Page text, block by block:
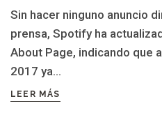
Sin hacer ninguno anuncio
prensa, Spotify ha
About Page, indicando que
2017 ya...
LEER MÁS